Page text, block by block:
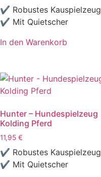
✔ Robustes Kauspielzeug
✔ Mit Quietscher
In den Warenkorb
Hunter – Hundespielzeug
Kolding Pferd
11,95 €
✔ Robustes Kauspielzeug
✔ Mit Quietscher